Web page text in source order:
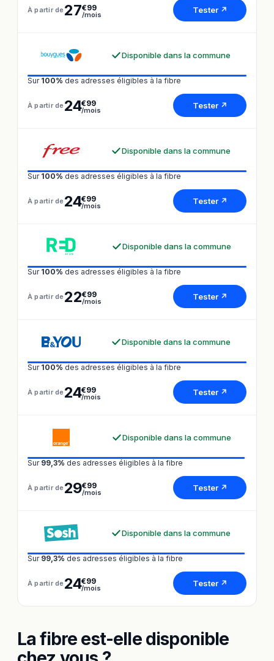
À partir de 27€99
/mois Tester ↗
Disponible dans la commune
Sur 100% des adresses éligibles à la fibre
À partir de 24€99
/mois Tester ↗
Disponible dans la commune
Sur 100% des adresses éligibles à la fibre
À partir de 24€99
/mois Tester ↗
Disponible dans la commune
Sur 100% des adresses éligibles à la fibre
À partir de 22€99
/mois Tester ↗
Disponible dans la commune
Sur 100% des adresses éligibles à la fibre
À partir de 24€99
/mois Tester ↗
Disponible dans la commune
Sur 99,3% des adresses éligibles à la fibre
À partir de 29€99
/mois Tester ↗
Disponible dans la commune
Sur 99,3% des adresses éligibles à la fibre
À partir de 24€99
/mois Tester ↗
La fibre est-elle disponible